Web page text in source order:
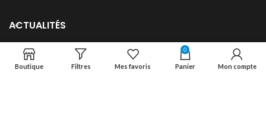
ACTUALITÉS
MENU
Boutique Filtres Mes favoris
0
Panier Mon compte